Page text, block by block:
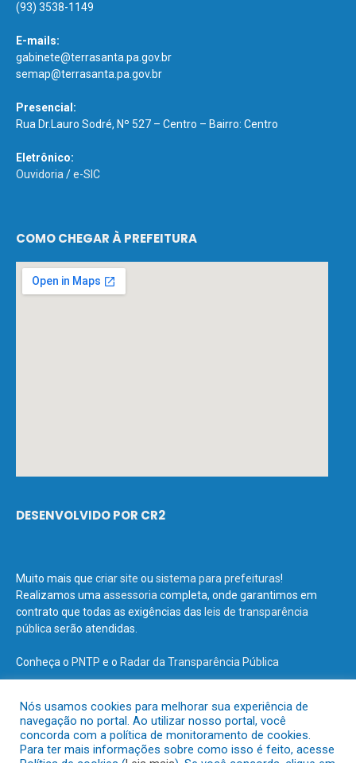
(93) 3538-1149
E-mails:
gabinete@terrasanta.pa.gov.br
semap@terrasanta.pa.gov.br
Presencial:
Rua Dr.Lauro Sodré, Nº 527 – Centro – Bairro: Centro
Eletrônico:
Ouvidoria /e-SIC
COMO CHEGAR À PREFEITURA
DESENVOLVIDO POR CR2
Muito mais que criar site ou sistema para prefeituras!
Realizamos uma assessoria completa, onde garantimos em
contrato que todas as exigências das leis de transparência
pública serão atendidas.
Conheça o PNTP e o Radar da Transparência Pública
Todos os direitos reservados a Prefeitura Municipal de Terra Santa.
Nós usamos cookies para melhorar sua experiência de
navegação no portal. Ao utilizar nosso portal, você
concorda com a política de monitoramento de cookies.
Para ter mais informações sobre como isso é feito, acesse